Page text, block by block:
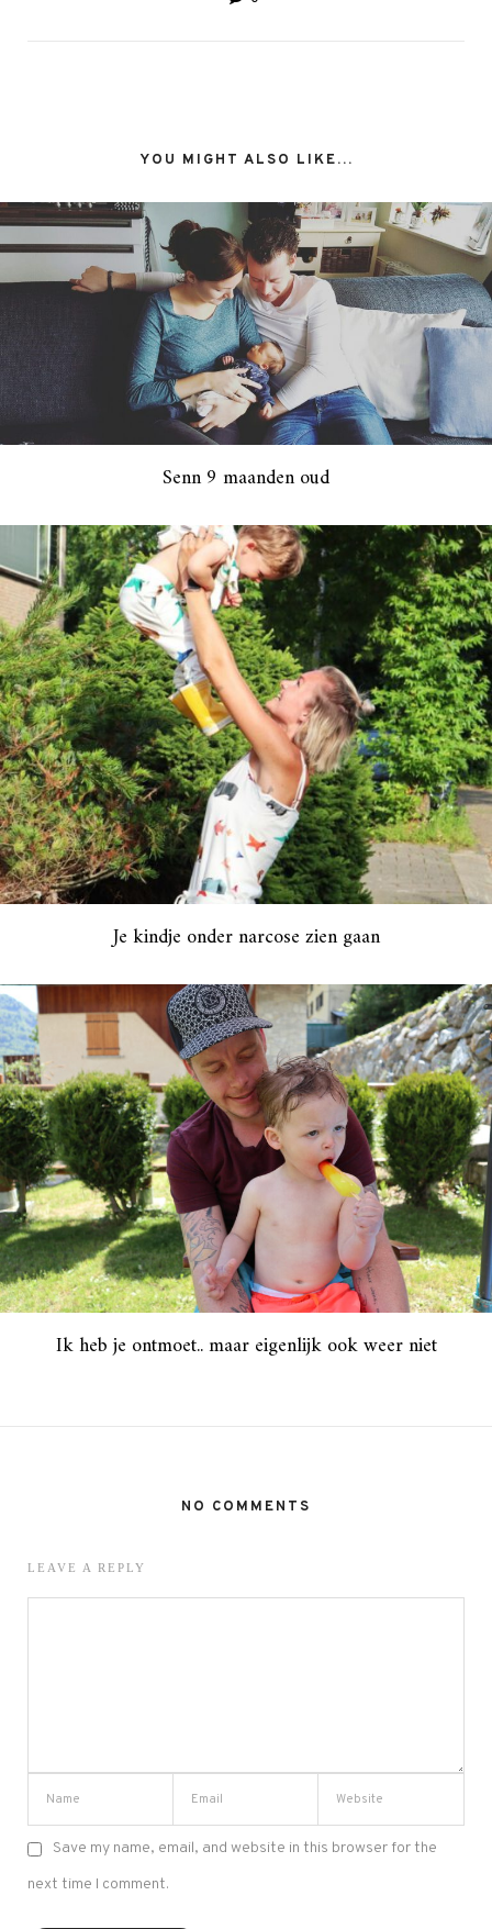
YOU MIGHT ALSO LIKE...
Senn 9 maanden oud
Je kindje onder narcose zien gaan
Ik heb je ontmoet.. maar eigenlijk ook weer niet
NO COMMENTS
LEAVE A REPLY
Save my name, email, and website in this browser for the
next time I comment.